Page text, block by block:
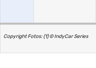
Copyright Fotos: (1) © IndyCar Series